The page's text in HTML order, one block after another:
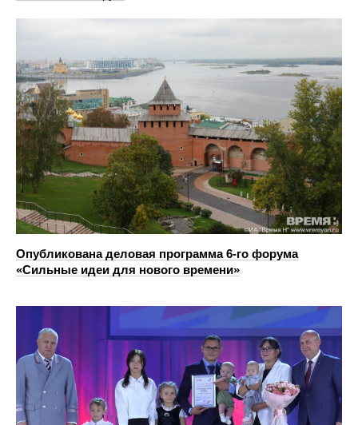
Опубликована деловая программа 6-го форума
«Сильные идеи для нового времени»